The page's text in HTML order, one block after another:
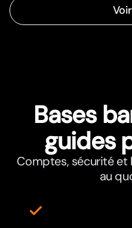
Bases
guides
Comptes, sécurité et
au